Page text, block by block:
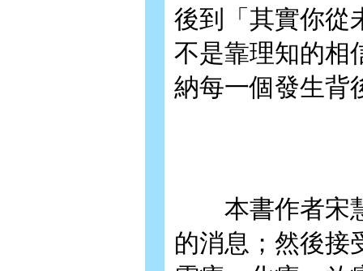
後到「其實你從
不是靠理知的相
納每一個發生背
本書作者宋慧
的消息；然後接